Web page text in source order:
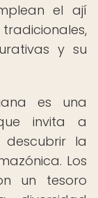
el ají
y su
es una
invita a
la
Los
un tesoro